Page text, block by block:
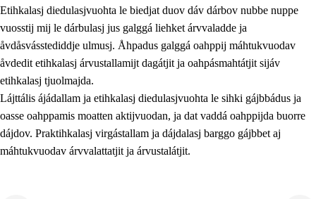
Etihkalasj diedulasjvuohta le biedjat duov dáv dárbov nubbe nuppe
vuosstij mij le dárbulasj jus galggá liehket árvvaladde ja
åvdåsvásstediddje ulmusj. Åhpadus galggá oahppij máhtukvuodav
åvdedit etihkalasj árvustallamijt dagátjit ja oahpásmahtátjit sijáv
etihkalasj tjuolmajda.
Lájttális ájádallam ja etihkalasj diedulasjvuohta le sihki gájbbádus ja
oasse oahppamis moatten aktijvuodan, ja dat vaddá oahppijda buorre
dájdov. Praktihkalasj virgástallam ja dájdalasj barggo gájbbet aj
máhtukvuodav árvvalattatjit ja árvustalátjit.